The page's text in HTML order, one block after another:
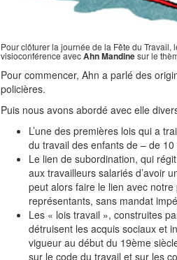
Pour clôturer la journée de la Fête du
visioconférence avecAhn Mandinesur le
Pour commencer, Ahn a parlé des
policières.
Puis nous avons abordé avec elle
L’une des premières lois qui a
du travail des enfants de – de
Le lien de subordination, qui
aux travailleurs salariés d’avoir
peut alors faire le lien avec
représentants, sans mandat
Les « lois travail », construites
détruisent les acquis sociaux et
vigueur au début du 19ème
sur le code du travail et sur les